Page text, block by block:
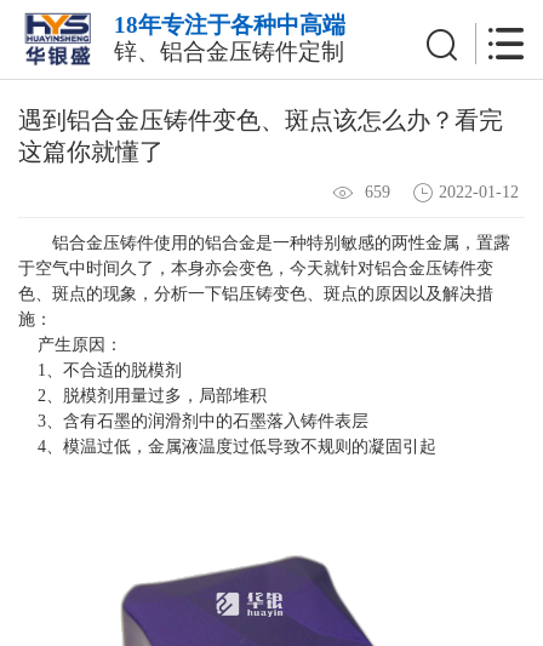
18年专注于各种中高端
锌、铝合金压铸件定制
遇到铝合金压铸件变色、斑点该怎么办？看完
这篇你就懂了
659 2022-01-12
铝合金压铸件使用的铝合金是一种特别敏感的两性金属，置露
于空气中时间久了，本身亦会变色，今天就针对铝合金压铸件变
色、斑点的现象，分析一下铝压铸变色、斑点的原因以及解决措
施：
产生原因：
1、不合适的脱模剂
2、脱模剂用量过多，局部堆积
3、含有石墨的润滑剂中的石墨落入铸件表层
4、模温过低，金属液温度过低导致不规则的凝固引起